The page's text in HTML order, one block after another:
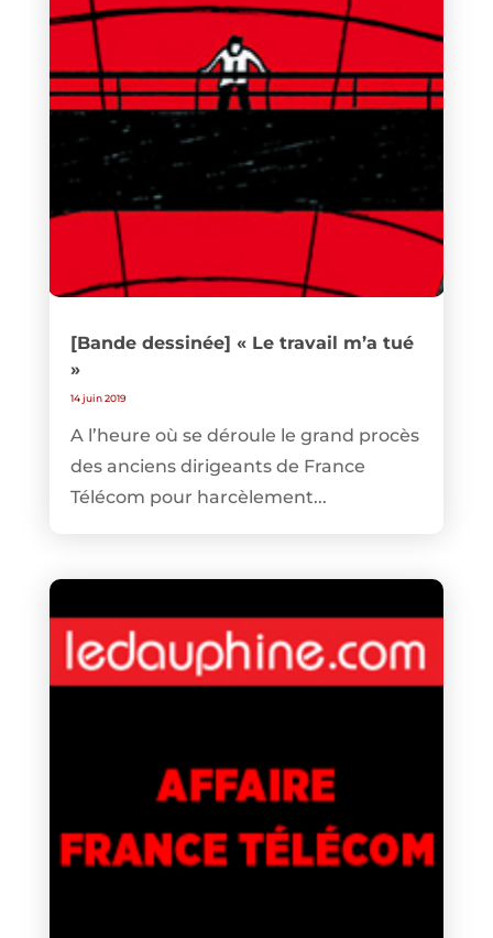
[Bande dessinée] « Le travail m’a tué
»
14 juin 2019
A l’heure où se déroule le grand procès
des anciens dirigeants de France
Télécom pour harcèlement...